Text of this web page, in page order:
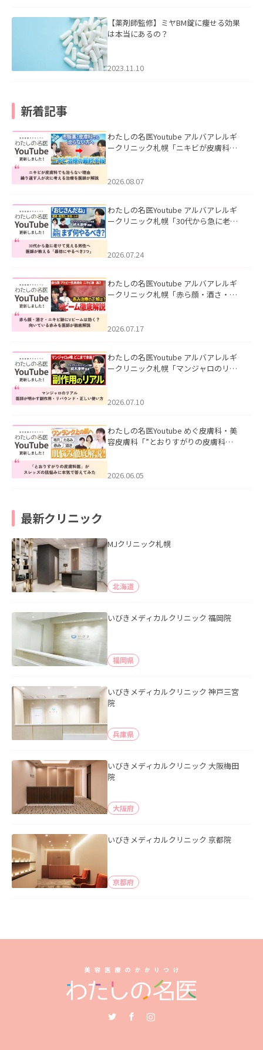
【薬剤師監修】ミヤBM錠に痩せる効果
は本当にあるの？
2023.11.10
新着記事
わたしの名医Youtube アルバアレルギ
ークリニック札幌「ニキビが皮膚科で
ました。
2026.08.07
わたしの名医Youtube アルバアレルギ
ークリニック札幌「30代から急に老け
た。
2026.07.24
わたしの名医Youtube アルバアレルギ
ークリニック札幌「赤ら顔・酒さ・ニ
した。
2026.07.17
わたしの名医Youtube アルバアレルギ
ークリニック札幌「マンジャロのリア
た。
2026.07.10
わたしの名医Youtube めぐ皮膚科・美
容皮膚科「”とおりすがりの皮膚科
2026.06.05
最新クリニック
MJクリニック札幌
北海道
いびきメディカルクリニック 福岡院
福岡県
いびきメディカルクリニック 神戸三宮
院
兵庫県
いびきメディカルクリニック 大阪梅田
院
大阪府
いびきメディカルクリニック 京都院
京都府